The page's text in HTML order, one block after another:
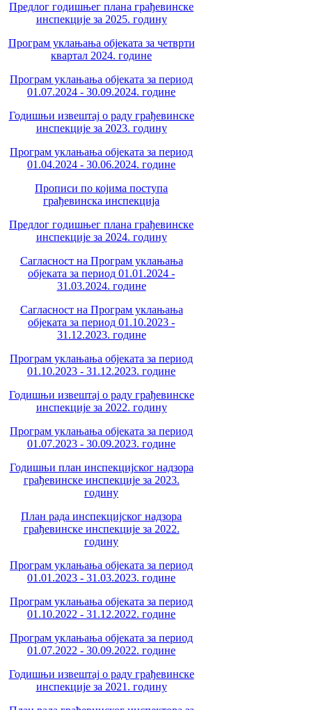
Предлог годишњег плана грађевинске
инспекције за 2025. годину
Програм уклањања објеката за четврти
квартал 2024. године
Програм уклањања објеката за период
01.07.2024 - 30.09.2024. године
Годишњи извештај о раду грађевинске
инспекције за 2023. годину
Програм уклањања објеката за период
01.04.2024 - 30.06.2024. године
Прописи по којима поступа
грађевинска инспекција
Предлог годишњег плана грађевинске
инспекције за 2024. годину
Сагласност на Програм уклањања
објеката за период 01.01.2024 -
31.03.2024. године
Сагласност на Програм уклањања
објеката за период 01.10.2023 -
31.12.2023. године
Програм уклањања објеката за период
01.10.2023 - 31.12.2023. године
Годишњи извештај о раду грађевинске
инспекције за 2022. годину
Програм уклањања објеката за период
01.07.2023 - 30.09.2023. године
Годишњи план инспекцијског надзора
грађевинске инспекције за 2023.
годину
План рада инспекцијског надзора
грађевинске инспекције за 2022.
годину
Програм уклањања објеката за период
01.01.2023 - 31.03.2023. године
Програм уклањања објеката за период
01.10.2022 - 31.12.2022. године
Програм уклањања објеката за период
01.07.2022 - 30.09.2022. године
Годишњи извештај о раду грађевинске
инспекције за 2021. годину